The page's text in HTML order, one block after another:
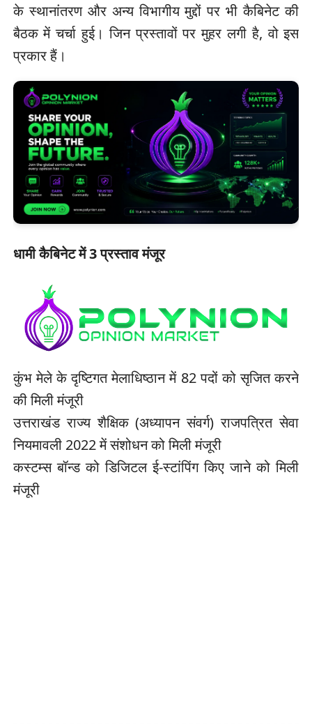
के स्थानांतरण और अन्य विभागीय मुद्दों पर भी कैबिनेट की
बैठक में चर्चा हुई। जिन प्रस्तावों पर मुहर लगी है, वो इस
प्रकार हैं।
धामी कैबिनेट में 3 प्रस्ताव मंजूर
कुंभ मेले के दृष्टिगत मेलाधिष्ठान में 82 पदों को सृजित करने
की मिली मंजूरी
उत्तराखंड राज्य शैक्षिक (अध्यापन संवर्ग) राजपत्रित सेवा
नियमावली 2022 में संशोधन को मिली मंजूरी
कस्टम्स बॉन्ड को डिजिटल ई-स्टांपिंग किए जाने को मिली
मंजूरी